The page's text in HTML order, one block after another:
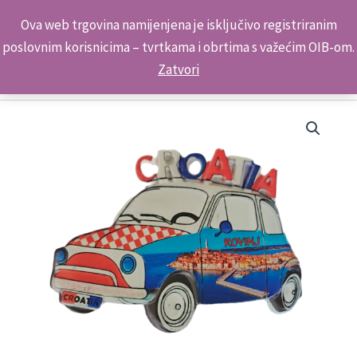
Ova web trgovina namijenjena je isključivo registriranim
poslovnim korisnicima – tvrtkama i obrtima s važećim OIB-om.
Zatvori
content
Kontakt telefon: +385 98 179 3891